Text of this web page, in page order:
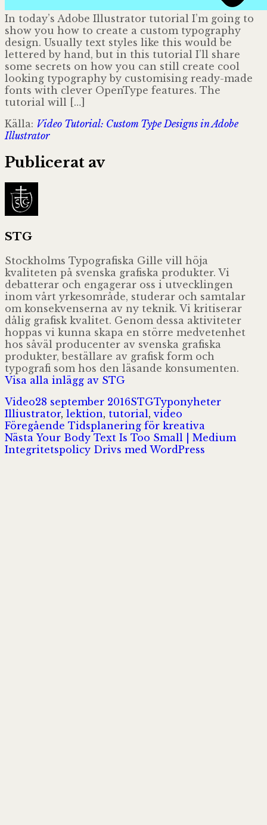
In today’s Adobe Illustrator tutorial I’m going to
show you how to create a custom typography
design. Usually text styles like this would be
lettered by hand, but in this tutorial I’ll share
some secrets on how you can still create cool
looking typography by customising ready-made
fonts with clever OpenType features. The
tutorial will […]
Källa: Video Tutorial: Custom Type Designs in Adobe
Illustrator
Publicerat av
STG
Stockholms Typografiska Gille vill höja
kvaliteten på svenska grafiska produkter. Vi
debatterar och engagerar oss i utvecklingen
inom vårt yrkesområde, studerar och samtalar
om konsekvenserna av ny teknik. Vi kritiserar
dålig grafisk kvalitet. Genom dessa aktiviteter
hoppas vi kunna skapa en större medvetenhet
hos såväl producenter av svenska grafiska
produkter, beställare av grafisk form och
typografi som hos den läsande konsumenten.
Visa alla inlägg av STG
Format
VideoPostat
28 september 2016Författare
STGKategorier
TyponyheterTaggar
Illiustrator, lektion, tutorial,video
Inläggsnavigering
Föregående Föregående
inlägg:
Tidsplanering för kreativa
Nästa Nästa
inlägg:
Your Body Text Is Too Small | Medium
Integritetspolicy Drivs med WordPress